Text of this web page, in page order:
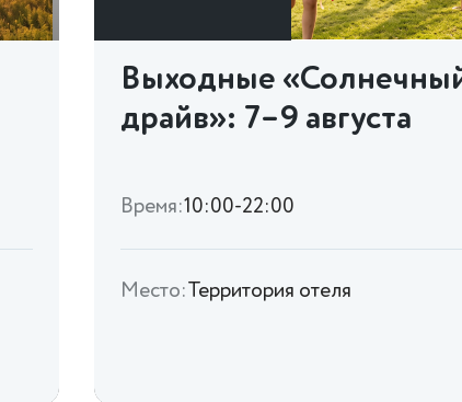
Выходные
драйв»: 7–9 августа
Время:10:00-22:00
Место:Территория отеля